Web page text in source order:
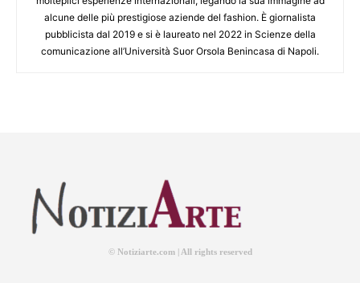
alcune delle più prestigiose aziende del fashion. È giornalista
pubblicista dal 2019 e si è laureato nel 2022 in Scienze della
comunicazione all’Università Suor Orsola Benincasa di Napoli.
© Notiziarte.com | All rights reserved